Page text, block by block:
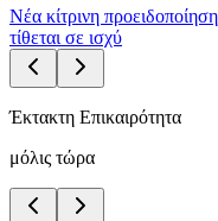
Νέα κίτρινη
τίθεται σε ισχύ
Έκτακτη Επικαιρότητα
μόλις τώρα